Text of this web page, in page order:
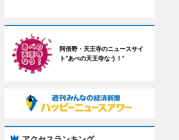
阿倍野・天王寺のニュースサイ
ト“あべの天王寺なう！”